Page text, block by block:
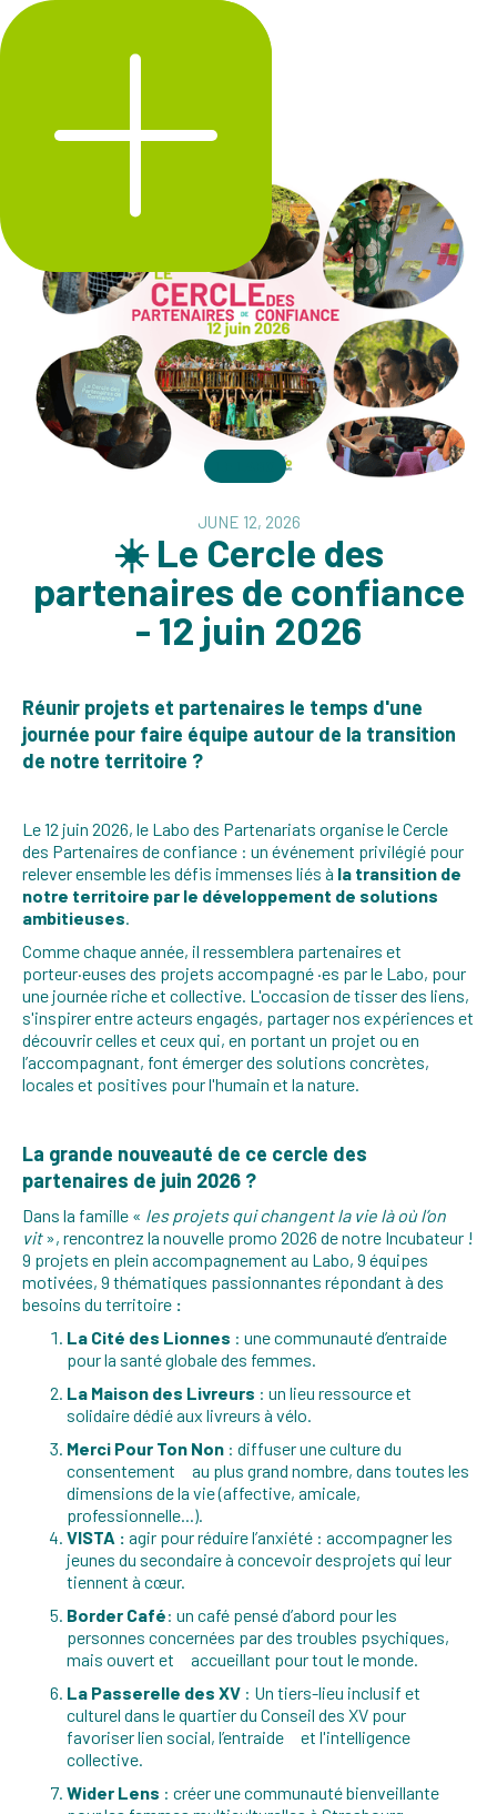
JUNE 12, 2026
☀️ Le Cercle des
partenaires de confiance
- 12 juin 2026
Réunir projets et partenaires le temps d'une
journée pour faire équipe autour de la transition
de notre territoire ?
Le 12 juin 2026, le Labo des Partenariats organise le Cercle
des Partenaires de confiance : un événement privilégié pour
relever ensemble les défis immenses liés à la transition de
notre territoire par le développement de solutions
ambitieuses
Comme chaque année, il ressemblera partenaires et
porteur·euses des projets accompagné ·es par le Labo, pour
une journée riche et collective. L'occasion de tisser des liens,
s'inspirer entre acteurs engagés, partager nos expériences et
découvrir celles et ceux qui, en portant un projet ou en
l’accompagnant, font émerger des solutions concrètes,
locales et positives pour l'humain et la nature.
La grande nouveauté de ce cercle des
partenaires de juin 2026 ?
Dans la famille « les projets qui changent la vie là où l’on
vit», rencontrez la nouvelle promo 2026 de notre Incubateur !
9 projets en plein accompagnement au Labo, 9 équipes
motivées, 9 thématiques passionnantes répondant à des
besoins du territoire :
La Cité des Lionnes : une communauté d’entraide
pour la santé globale des femmes.
La Maison des Livreurs : un lieu ressource et
solidaire dédié aux livreurs à vélo.
Merci Pour Ton Non : diffuser une culture du
consentement au plus grand nombre, dans toutes les
dimensions de la vie (affective, amicale,
professionnelle...).
VISTA : agir pour réduire l’anxiété : accompagner les
jeunes du secondaire à concevoir desprojets qui leur
tiennent à cœur.
Border Café: un café pensé d’abord pour les
personnes concernées par des troubles psychiques,
mais ouvert et accueillant pour tout le monde.
La Passerelle des XV : Un tiers-lieu inclusif et
culturel dans le quartier du Conseil des XV pour
favoriser lien social, l’entraide et l'intelligence
collective.
Wider Lens : créer une communauté bienveillante